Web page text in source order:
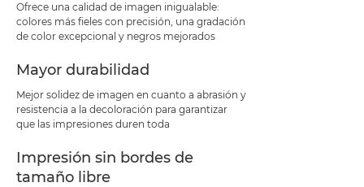
Ofrece una calidad de imagen inigualable:
colores más fieles con precisión, una gradación
de color excepcional y negros mejorados
Mayor durabilidad
Mejor solidez de imagen en cuanto a abrasión y
resistencia a la decoloración para garantizar
que las impresiones duren toda
Impresión sin bordes de
tamaño libre